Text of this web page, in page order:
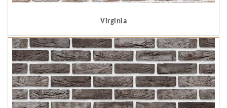
Virginia